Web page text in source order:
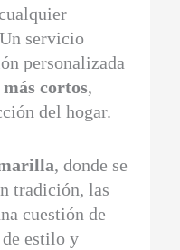
servicio
personalizada
cortos,
del hogar.
, donde se
tradición, las
cuestión de
estilo y